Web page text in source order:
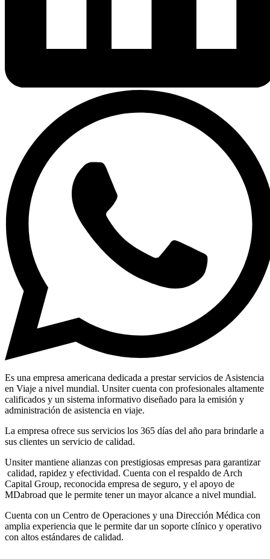
Es una empresa americana dedicada a prestar servicios de Asistencia
en Viaje a nivel mundial. Unsiter cuenta con profesionales altamente
calificados y un sistema informativo diseñado para la emisión y
administración de asistencia en viaje.
La empresa ofrece sus servicios los 365 días del año para brindarle a
sus clientes un servicio de calidad.
Unsiter mantiene alianzas con prestigiosas empresas para garantizar
calidad, rapidez y efectividad. Cuenta con el respaldo de Arch
Capital Group, reconocida empresa de seguro, y el apoyo de
MDabroad que le permite tener un mayor alcance a nivel mundial.
Cuenta con un Centro de Operaciones y una Dirección Médica con
amplia experiencia que le permite dar un soporte clínico y operativo
con altos estándares de calidad.